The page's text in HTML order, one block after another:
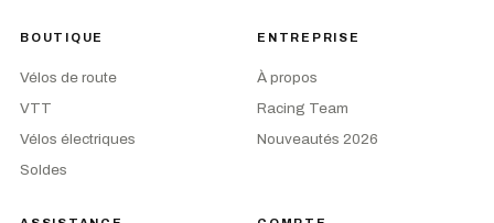
BOUTIQUE
Vélos de route
VTT
Vélos électriques
Soldes
ENTREPRISE
À propos
Racing Team
Nouveautés 2026